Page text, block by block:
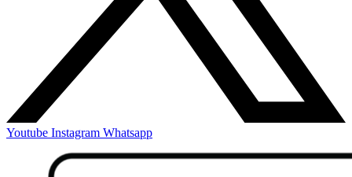
Youtube Instagram Whatsapp